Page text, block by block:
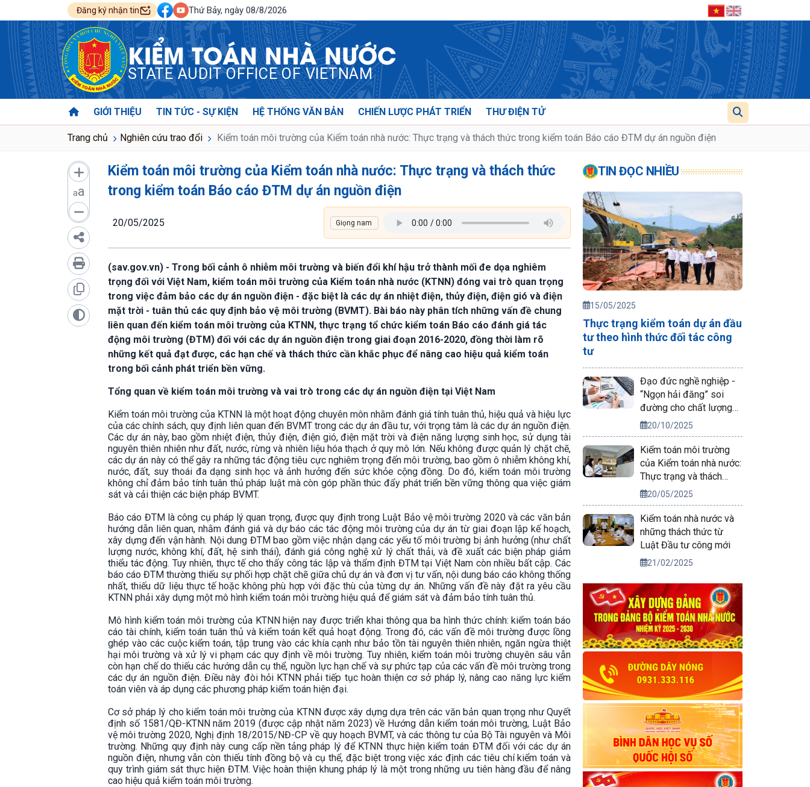
Đăng ký nhận tin Thứ Bảy, ngày 08/8/2026
KIỂM TOÁN NHÀ NƯỚC
STATE AUDIT OFFICE OF VIETNAM
GIỚI THIỆU TIN TỨC - SỰ KIỆN HỆ THỐNG VĂN BẢN CHIẾN LƯỢC PHÁT TRIỂN THƯ ĐIỆN TỬ
Trang chủ Nghiên cứu trao đổi Kiểm toán môi trường của Kiểm toán nhà nước: Thực trạng và thách thức trong kiểm toán Báo cáo ĐTM dự án nguồn điện
aa
Kiểm toán môi trường của Kiểm toán nhà nước: Thực trạng và thách thức
trong kiểm toán Báo cáo ĐTM dự án nguồn điện
20/05/2025
(sav.gov.vn) - Trong bối cảnh ô nhiễm môi trường và biến đổi khí hậu trở thành mối đe dọa nghiêm
trọng đối với Việt Nam, kiểm toán môi trường của Kiểm toán nhà nước (KTNN) đóng vai trò quan trọng
trong việc đảm bảo các dự án nguồn điện - đặc biệt là các dự án nhiệt điện, thủy điện, điện gió và điện
mặt trời - tuân thủ các quy định bảo vệ môi trường (BVMT). Bài báo này phân tích những vấn đề chung
liên quan đến kiểm toán môi trường của KTNN, thực trạng tổ chức kiểm toán Báo cáo đánh giá tác
động môi trường (ĐTM) đối với các dự án nguồn điện trong giai đoạn 2016-2020, đồng thời làm rõ
những kết quả đạt được, các hạn chế và thách thức cần khắc phục để nâng cao hiệu quả kiểm toán
trong bối cảnh phát triển bền vững.
Tổng quan về kiểm toán môi trường và vai trò trong các dự án nguồn điện tại Việt Nam
Kiểm toán môi trường của KTNN là một hoạt động chuyên môn nhằm đánh giá tính tuân thủ, hiệu quả và hiệu lực
của các chính sách, quy định liên quan đến BVMT trong các dự án đầu tư, với trọng tâm là các dự án nguồn điện.
Các dự án này, bao gồm nhiệt điện, thủy điện, điện gió, điện mặt trời và điện năng lượng sinh học, sử dụng tài
nguyên thiên nhiên như đất, nước, rừng và nhiên liệu hóa thạch ở quy mô lớn. Nếu không được quản lý chặt chẽ,
các dự án này có thể gây ra những tác động tiêu cực nghiêm trọng đến môi trường, bao gồm ô nhiễm không khí,
nước, đất, suy thoái đa dạng sinh học và ảnh hưởng đến sức khỏe cộng đồng. Do đó, kiểm toán môi trường
không chỉ đảm bảo tính tuân thủ pháp luật mà còn góp phần thúc đẩy phát triển bền vững thông qua việc giám
sát và cải thiện các biện pháp BVMT.
Báo cáo ĐTM là công cụ pháp lý quan trọng, được quy định trong Luật Bảo vệ môi trường 2020 và các văn bản
hướng dẫn liên quan, nhằm đánh giá và dự báo các tác động môi trường của dự án từ giai đoạn lập kế hoạch,
xây dựng đến vận hành. Nội dung ĐTM bao gồm việc nhận dạng các yếu tố môi trường bị ảnh hưởng (như chất
lượng nước, không khí, đất, hệ sinh thái), đánh giá công nghệ xử lý chất thải, và đề xuất các biện pháp giảm
thiểu tác động. Tuy nhiên, thực tế cho thấy công tác lập và thẩm định ĐTM tại Việt Nam còn nhiều bất cập. Các
báo cáo ĐTM thường thiếu sự phối hợp chặt chẽ giữa chủ dự án và đơn vị tư vấn, nội dung báo cáo không thống
nhất, thiếu dữ liệu thực tế hoặc không phù hợp với đặc thù của từng dự án. Những vấn đề này đặt ra yêu cầu
KTNN phải xây dựng một mô hình kiểm toán môi trường hiệu quả để giám sát và đảm bảo tính tuân thủ.
Mô hình kiểm toán môi trường của KTNN hiện nay được triển khai thông qua ba hình thức chính: kiểm toán báo
cáo tài chính, kiểm toán tuân thủ và kiểm toán kết quả hoạt động. Trong đó, các vấn đề môi trường được lồng
ghép vào các cuộc kiểm toán, tập trung vào các khía cạnh như bảo tồn tài nguyên thiên nhiên, ngăn ngừa thiệt
hại môi trường và xử lý vi phạm các quy định về môi trường. Tuy nhiên, kiểm toán môi trường chuyên sâu vẫn
còn hạn chế do thiếu các hướng dẫn cụ thể, nguồn lực hạn chế và sự phức tạp của các vấn đề môi trường trong
các dự án nguồn điện. Điều này đòi hỏi KTNN phải tiếp tục hoàn thiện cơ sở pháp lý, nâng cao năng lực kiểm
toán viên và áp dụng các phương pháp kiểm toán hiện đại.
Cơ sở pháp lý cho kiểm toán môi trường của KTNN được xây dựng dựa trên các văn bản quan trọng như Quyết
định số 1581/QĐ-KTNN năm 2019 (được cập nhật năm 2023) về Hướng dẫn kiểm toán môi trường, Luật Bảo
vệ môi trường 2020, Nghị định 18/2015/NĐ-CP về quy hoạch BVMT, và các thông tư của Bộ Tài nguyên và Môi
trường. Những quy định này cung cấp nền tảng pháp lý để KTNN thực hiện kiểm toán ĐTM đối với các dự án
nguồn điện, nhưng vẫn còn thiếu tính đồng bộ và cụ thể, đặc biệt trong việc xác định các tiêu chí kiểm toán và
quy trình giám sát thực hiện ĐTM. Việc hoàn thiện khung pháp lý là một trong những ưu tiên hàng đầu để nâng
cao hiệu quả kiểm toán môi trường.
TIN ĐỌC NHIỀU
15/05/2025
Thực trạng kiểm toán dự án đầu
tư theo hình thức đối tác công
tư
Đạo đức nghề nghiệp -
“Ngọn hải đăng” soi
đường cho chất lượng
kiểm toán
20/10/2025
Kiểm toán môi trường
của Kiểm toán nhà nước:
Thực trạng và thách
thức trong kiểm toán
Báo cáo ĐTM dự án
nguồn điện
20/05/2025
Kiểm toán nhà nước và
những thách thức từ
Luật Đầu tư công mới
21/02/2025